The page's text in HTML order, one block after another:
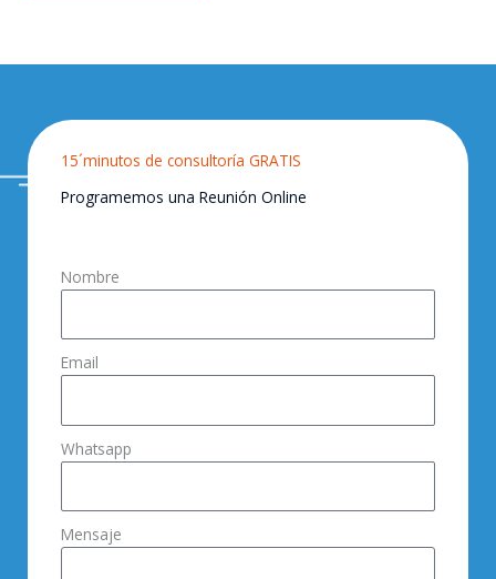
15´minutos de consultoría GRATIS
Programemos una Reunión Online
Nombre
Email
Whatsapp
Mensaje